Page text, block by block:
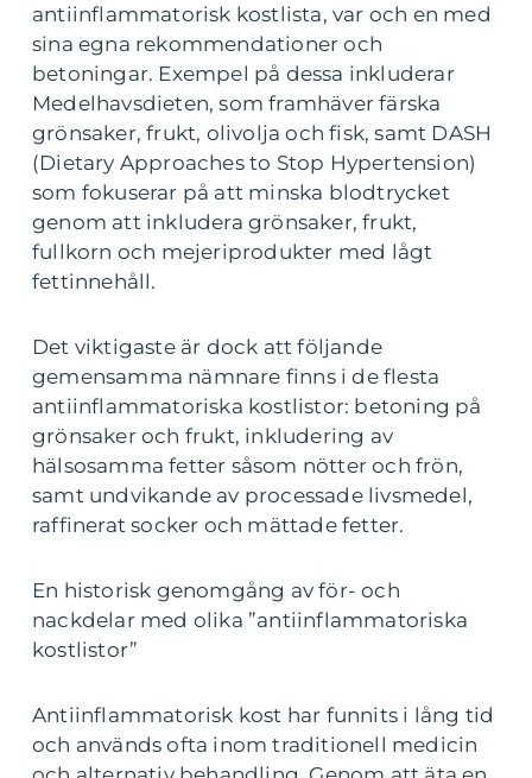
antiinflammatorisk kostlista, var och en med
sina egna rekommendationer och
betoningar. Exempel på dessa inkluderar
Medelhavsdieten, som framhäver färska
grönsaker, frukt, olivolja och fisk, samt DASH
(Dietary Approaches to Stop Hypertension)
som fokuserar på att minska blodtrycket
genom att inkludera grönsaker, frukt,
fullkorn och mejeriprodukter med lågt
fettinnehåll.
Det viktigaste är dock att följande
gemensamma nämnare finns i de flesta
antiinflammatoriska kostlistor: betoning på
grönsaker och frukt, inkludering av
hälsosamma fetter såsom nötter och frön,
samt undvikande av processade livsmedel,
raffinerat socker och mättade fetter.
En historisk genomgång av för- och
nackdelar med olika ”antiinflammatoriska
kostlistor”
Antiinflammatorisk kost har funnits i lång tid
och används ofta inom traditionell medicin